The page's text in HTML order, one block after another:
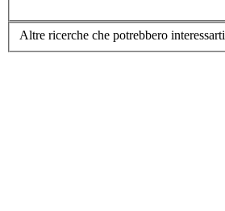
Altre ricerche che potrebbero interessarti